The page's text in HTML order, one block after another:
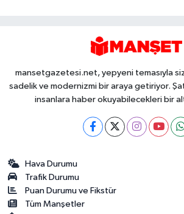
mansetgazetesi.net, yepyeni temasıyla
sadelik ve modernizmi bir araya getiriyor.
insanlara haber okuyabilecekleri bir
Hava Durumu
Trafik Durumu
Puan Durumu ve Fikstür
Tüm Manşetler